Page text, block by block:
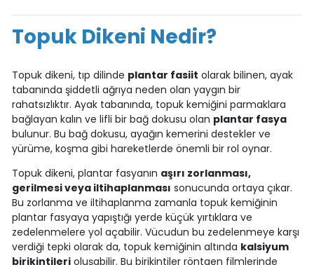
Topuk Dikeni Nedir?
Topuk dikeni, tıp dilinde plantar fasiit olarak bilinen, ayak
tabanında şiddetli ağrıya neden olan yaygın bir
rahatsızlıktır. Ayak tabanında, topuk kemiğini parmaklara
bağlayan kalın ve lifli bir bağ dokusu olan plantar fasya
bulunur. Bu bağ dokusu, ayağın kemerini destekler ve
yürüme, koşma gibi hareketlerde önemli bir rol oynar.
Topuk dikeni, plantar fasyanın aşırı zorlanması,
gerilmesi veya iltihaplanması sonucunda ortaya çıkar.
Bu zorlanma ve iltihaplanma zamanla topuk kemiğinin
plantar fasyaya yapıştığı yerde küçük yırtıklara ve
zedelenmelere yol açabilir. Vücudun bu zedelenmeye karşı
verdiği tepki olarak da, topuk kemiğinin altında kalsiyum
birikintilerioluşabilir. Bu birikintiler röntgen filmlerinde